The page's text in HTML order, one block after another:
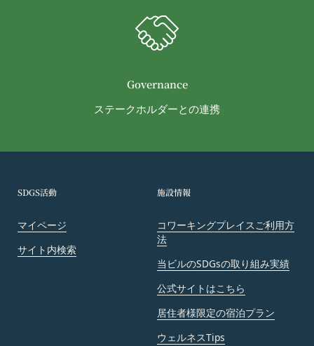
Governance
ステークホルダーとの連携
SDGS活動
マイページ
サイト内検索
施設情報
コワーキングプレイスご利用方
法
当ビルのSDGsの取り組み実績
公式サイトはこちら
居住者様限定の宿泊プラン
ウェルネスTips
違反する行為に対する対応
第13条（サービスの変更・廃止）
なく、本サービスを変更・停止または中止できるも
のとします。また、サービスが中止、変更等された
守点検が必要になった場合
火災、停電、天災その他不可抗力によりシステムの
運用が困難になった場合
人為的災害（戦争､暴動､騒乱､労働争議等）により
システムの運用が困難になった場合
第三者による妨害行為等により、システムの運用が
その他、やむを得ずシステムの停止が必要と当社が